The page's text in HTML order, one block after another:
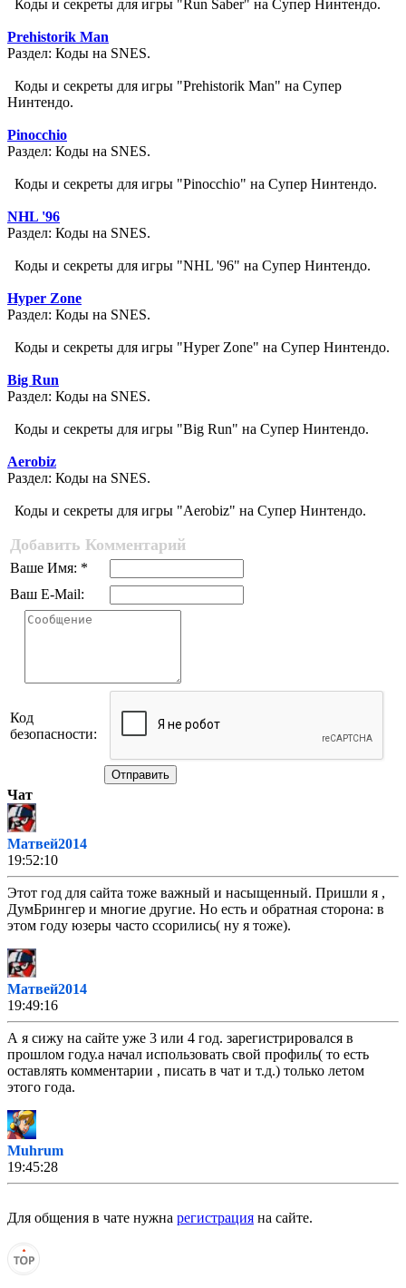
Коды и секреты для игры "Run Saber" на Супер Нинтендо.
Prehistorik Man
Раздел: Коды на SNES.
Коды и секреты для игры "Prehistorik Man" на Супер
Нинтендо.
Pinocchio
Раздел: Коды на SNES.
Коды и секреты для игры "Pinocchio" на Супер Нинтендо.
NHL '96
Раздел: Коды на SNES.
Коды и секреты для игры "NHL '96" на Супер Нинтендо.
Hyper Zone
Раздел: Коды на SNES.
Коды и секреты для игры "Hyper Zone" на Супер Нинтендо.
Big Run
Раздел: Коды на SNES.
Коды и секреты для игры "Big Run" на Супер Нинтендо.
Aerobiz
Раздел: Коды на SNES.
Коды и секреты для игры "Aerobiz" на Супер Нинтендо.
Добавить Комментарий
Ваше Имя: *
Ваш E-Mail:
Код
безопасности:
Отправить
Чат
Матвей2014
19:52:10
Этот год для сайта тоже важный и насыщенный. Пришли я ,
ДумБрингер и многие другие. Но есть и обратная сторона: в
этом году юзеры часто ссорились( ну я тоже).
Матвей2014
19:49:16
А я сижу на сайте уже 3 или 4 год. зарегистрировался в
прошлом году.а начал использовать свой профиль( то есть
оставлять комментарии , писать в чат и т.д.) только летом
этого года.
Muhrum
19:45:28
Muhrum
19:44:44
Для общения в чате нужна регистрация на сайте.